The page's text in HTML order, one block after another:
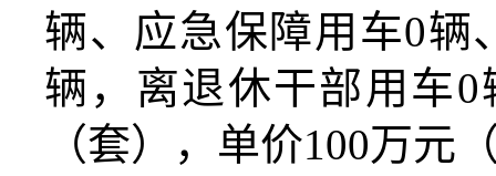
辆、应急保障用车0辆
辆，离退休干部用车0
（套），单价100万元